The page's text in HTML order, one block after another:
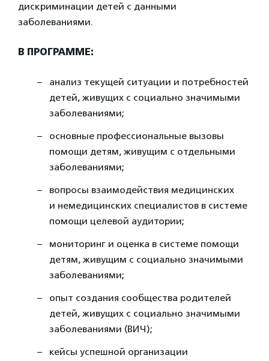
дискриминации детей с данными
заболеваниями.
В ПРОГРАММЕ:
анализ текущей ситуации и потребностей
детей, живущих с социально значимыми
заболеваниями;
основные профессиональные вызовы
помощи детям, живущим с отдельными
заболеваниями;
вопросы взаимодействия медицинских
и немедицинских специалистов в системе
помощи целевой аудитории;
мониторинг и оценка в системе помощи
детям, живущим с социально значимыми
заболеваниями;
опыт создания сообщества родителей
детей, живущих с социально значимыми
заболеваниями (ВИЧ);
кейсы успешной организации